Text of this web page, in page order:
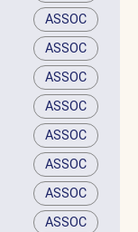
ASSOC
ASSOC
ASSOC
ASSOC
ASSOC
ASSOC
ASSOC
ASSOC